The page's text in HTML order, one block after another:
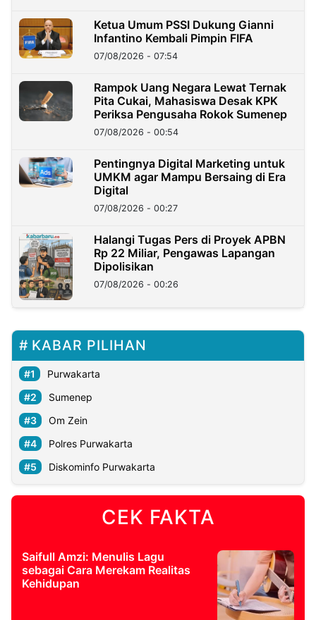
Ketua Umum PSSI Dukung Gianni
Infantino Kembali Pimpin FIFA
07/08/2026 - 07:54
Rampok Uang Negara Lewat Ternak
Pita Cukai, Mahasiswa Desak KPK
Periksa Pengusaha Rokok Sumenep
07/08/2026 - 00:54
Pentingnya Digital Marketing untuk
UMKM agar Mampu Bersaing di Era
Digital
07/08/2026 - 00:27
Halangi Tugas Pers di Proyek APBN
Rp 22 Miliar, Pengawas Lapangan
Dipolisikan
07/08/2026 - 00:26
KABAR PILIHAN
Purwakarta
Sumenep
Om Zein
Polres Purwakarta
Diskominfo Purwakarta
CEK FAKTA
Saifull Amzi: Menulis Lagu
sebagai Cara Merekam Realitas
Kehidupan